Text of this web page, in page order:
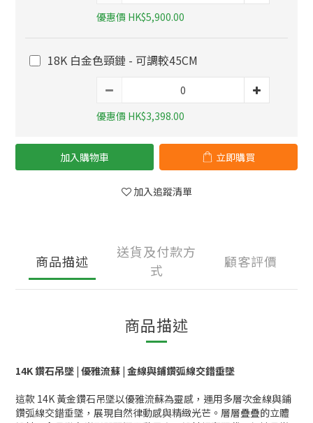
優惠價 HK$5,900.00
18K 白金色頸鏈 - 可調較45CM
優惠價 HK$3,398.00
加入購物車 立即購買
加入追蹤清單
商品描述
送貨及付款方
式
顧客評價
商品描述
14K 鑽石吊墜 | 優雅流蘇 | 金線與鋪鑽弧線交錯垂墜
這款 14K 黃金鑽石吊墜以優雅流蘇為靈感，運用多層次金線與鋪
鑽弧線交錯垂墜，展現自然律動感與精緻光芒。層層疊疊的立體